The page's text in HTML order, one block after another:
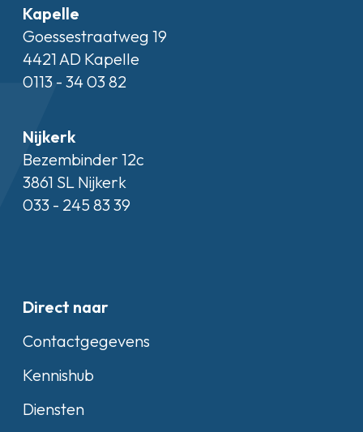
Kapelle
Goessestraatweg 19
4421 AD Kapelle
0113 - 34 03 82
Nijkerk
Bezembinder 12c
3861 SL Nijkerk
033 - 245 83 39
Direct naar
Contactgegevens
Kennishub
Diensten